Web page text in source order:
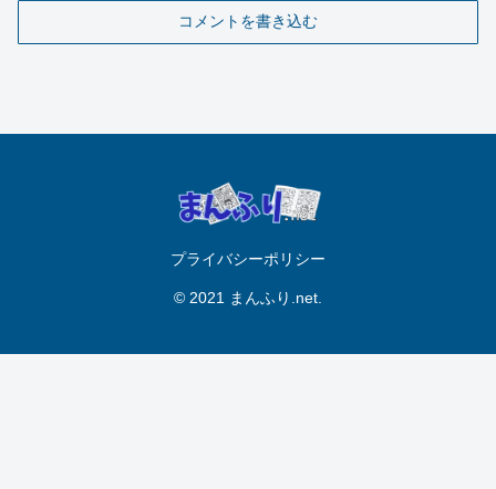
コメントを書き込む
プライバシーポリシー
© 2021 まんふり.net.